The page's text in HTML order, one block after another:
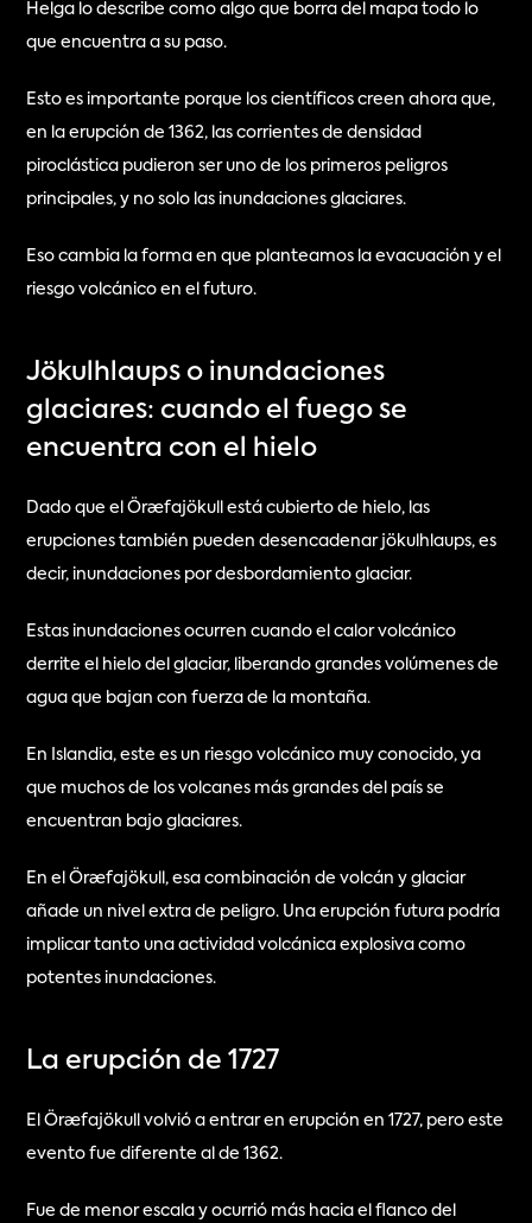
Helga lo describe como algo que borra del mapa todo lo
que encuentra a su paso.
Esto es importante porque los científicos creen ahora que,
en la erupción de 1362, las corrientes de densidad
piroclástica pudieron ser uno de los primeros peligros
principales, y no solo las inundaciones glaciares.
Eso cambia la forma en que planteamos la evacuación y el
riesgo volcánico en el futuro.
Jökulhlaups o inundaciones
glaciares: cuando el fuego se
encuentra con el hielo
Dado que el Öræfajökull está cubierto de hielo, las
erupciones también pueden desencadenar jökulhlaups, es
decir, inundaciones por desbordamiento glaciar.
Estas inundaciones ocurren cuando el calor volcánico
derrite el hielo del glaciar, liberando grandes volúmenes de
agua que bajan con fuerza de la montaña.
En Islandia, este es un riesgo volcánico muy conocido, ya
que muchos de los volcanes más grandes del país se
encuentran bajo glaciares.
En el Öræfajökull, esa combinación de volcán y glaciar
añade un nivel extra de peligro. Una erupción futura podría
implicar tanto una actividad volcánica explosiva como
potentes inundaciones.
La erupción de 1727
El Öræfajökull volvió a entrar en erupción en 1727, pero este
evento fue diferente al de 1362.
Fue de menor escala y ocurrió más hacia el flanco del